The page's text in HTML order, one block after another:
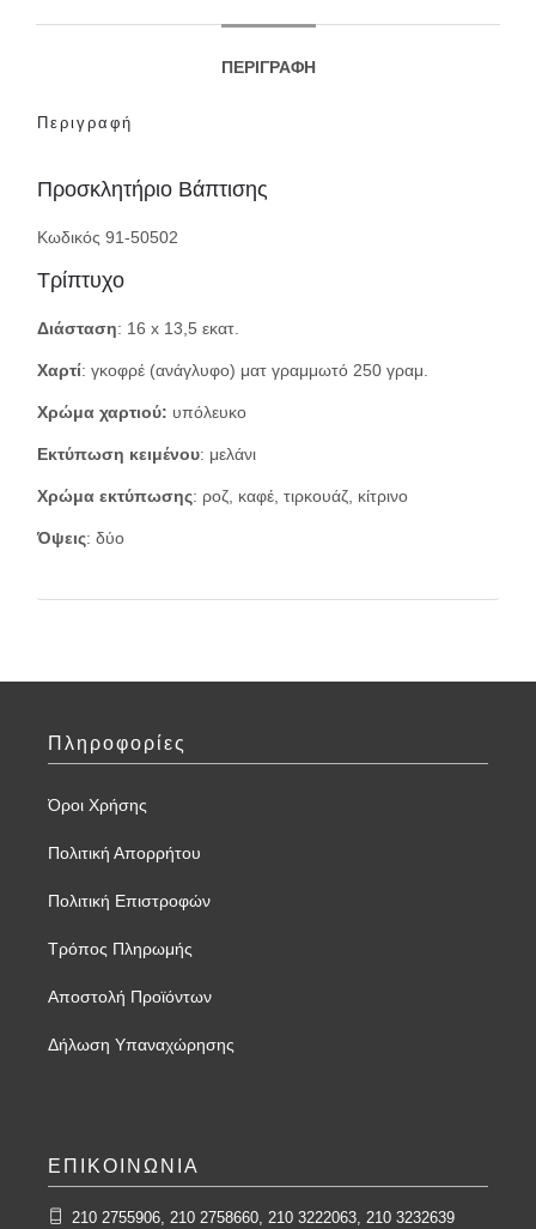
ΠΕΡΙΓΡΑΦΉ
Περιγραφή
Προσκλητήριο Βάπτισης
Κωδικός 91-50502
Τρίπτυχο
Διάσταση: 16 x 13,5 εκατ.
Χαρτί: γκοφρέ (ανάγλυφο) ματ γραμμωτό 250 γραμ.
Χρώμα χαρτιού: υπόλευκο
Εκτύπωση κειμένου: μελάνι
Χρώμα εκτύπωσης: ροζ, καφέ, τιρκουάζ, κίτρινο
Όψεις: δύο
Πληροφορίες
Όροι Χρήσης
Πολιτική Απορρήτου
Πολιτική Επιστροφών
Τρόπος Πληρωμής
Αποστολή Προϊόντων
Δήλωση Υπαναχώρησης
ΕΠΙΚΟΙΝΩΝΙΑ
210 2755906, 210 2758660, 210 3222063, 210 3232639